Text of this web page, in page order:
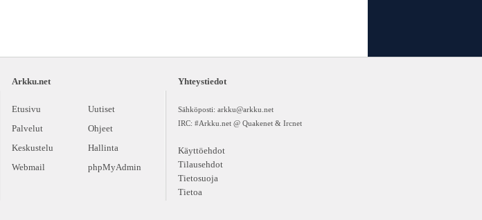
Arkku.net
Etusivu
Uutiset
Palvelut
Ohjeet
Keskustelu
Hallinta
Webmail
phpMyAdmin
Yhteystiedot
Sähköposti: arkku@arkku.net
IRC: #Arkku.net @ Quakenet & Ircnet
Käyttöehdot
Tilausehdot
Tietosuoja
Tietoa